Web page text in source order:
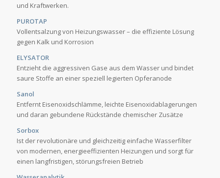
und Kraftwerken.
PUROTAP
Vollentsalzung von Heizungswasser – die effiziente Lösung
gegen Kalk und Korrosion
ELYSATOR
Entzieht die aggressiven Gase aus dem Wasser und bindet
saure Stoffe an einer speziell legierten Opferanode
Sanol
Entfernt Eisenoxidschlämme, leichte Eisenoxidablagerungen
und daran gebundene Rückstände chemischer Zusätze
Sorbox
Ist der revolutionäre und gleichzeitig einfache Wasserfilter
von modernen, energieeffizienten Heizungen und sorgt für
einen langfristigen, störungsfreien Betrieb